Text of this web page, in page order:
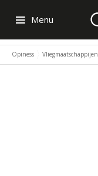
Menu
Opiness Vliegmaatschappijen